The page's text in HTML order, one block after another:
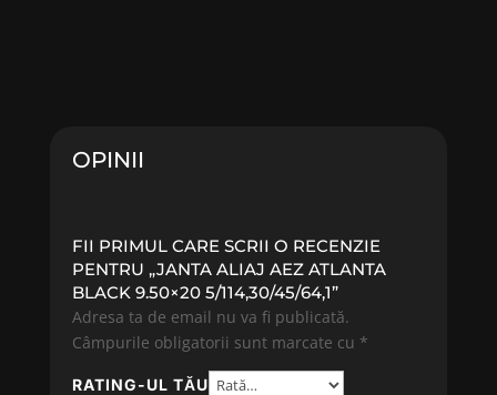
OPINII
FII PRIMUL CARE SCRII O RECENZIE
PENTRU „JANTA ALIAJ AEZ ATLANTA
BLACK 9.50×20 5/114,30/45/64,1”
Adresa ta de email nu va fi publicată.
Câmpurile obligatorii sunt marcate cu *
RATING-UL TĂU